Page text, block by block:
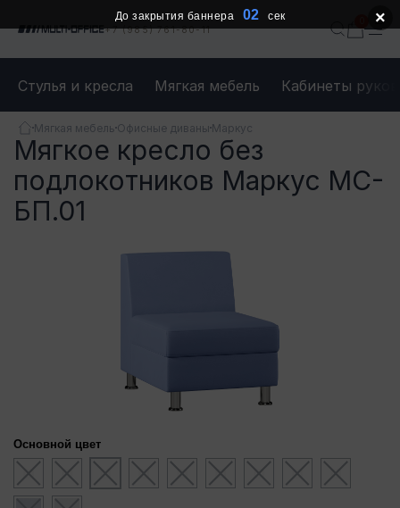
+7 (985) 761-80-11
Стулья и кресла Мягкая мебель Кабинеты
Мягкая мебель Офисные диваны Маркус
Мягкое кресло без
подлокотников Маркус МС-
БП.01
Основной цвет
До закрытия баннера 02 сек ×